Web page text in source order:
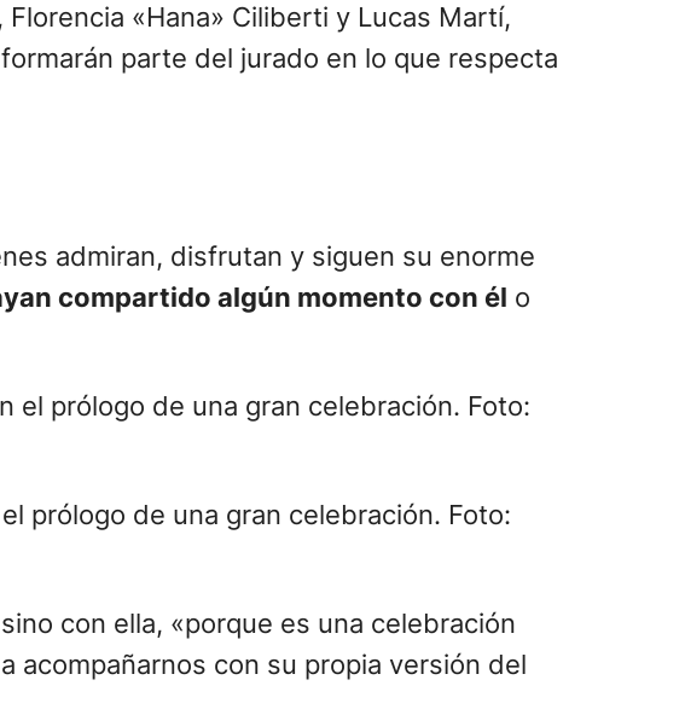
«Hana» Ciliberti y Lucas Martí,
parte del jurado en lo que respecta
admiran, disfrutan y siguen su enorme
compartido algún momento con él o
prólogo de una gran celebración. Foto:
con ella, «porque es una celebración
a acompañarnos con su propia versión del